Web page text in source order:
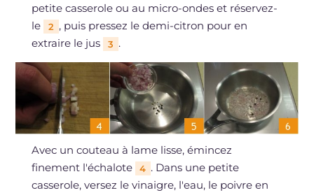
petite casserole ou au micro-ondes et réservez-
le
2 , puis pressez le demi-citron pour en
extraire le jus
3 .
Avec un couteau à lame lisse, émincez
finement l'échalote
4 . Dans une petite
casserole, versez le vinaigre, l'eau, le poivre en